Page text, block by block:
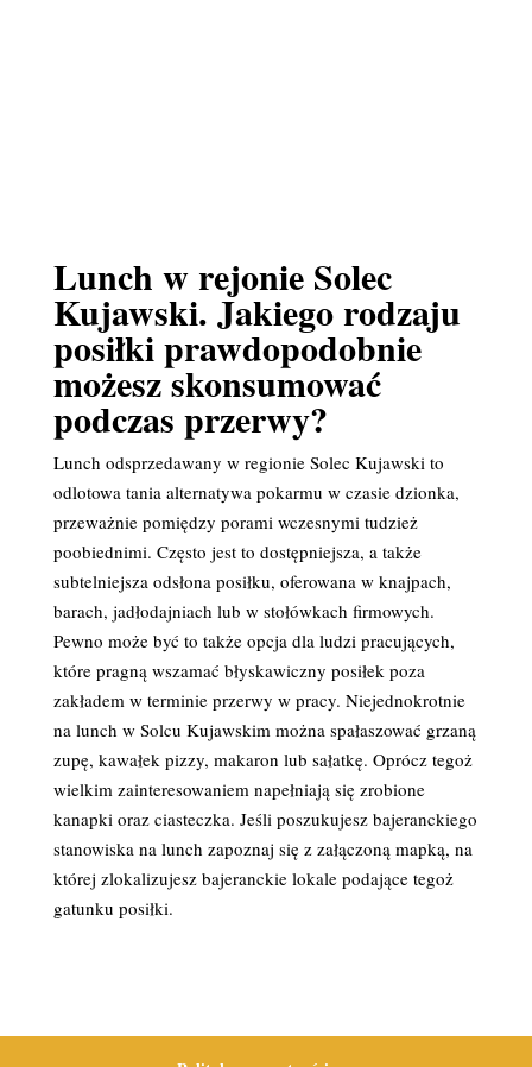
Lunch w rejonie Solec
Kujawski. Jakiego rodzaju
posiłki prawdopodobnie
możesz skonsumować
podczas przerwy?
Lunch odsprzedawany w regionie Solec Kujawski to
odlotowa tania alternatywa pokarmu w czasie dzionka,
przeważnie pomiędzy porami wczesnymi tudzież
poobiednimi. Często jest to dostępniejsza, a także
subtelniejsza odsłona posiłku, oferowana w knajpach,
barach, jadłodajniach lub w stołówkach firmowych.
Pewno może być to także opcja dla ludzi pracujących,
które pragną wszamać błyskawiczny posiłek poza
zakładem w terminie przerwy w pracy. Niejednokrotnie
na lunch w Solcu Kujawskim można spałaszować grzaną
zupę, kawałek pizzy, makaron lub sałatkę. Oprócz tegoż
wielkim zainteresowaniem napełniają się zrobione
kanapki oraz ciasteczka. Jeśli poszukujesz bajeranckiego
stanowiska na lunch zapoznaj się z załączoną mapką, na
której zlokalizujesz bajeranckie lokale podające tegoż
gatunku posiłki.